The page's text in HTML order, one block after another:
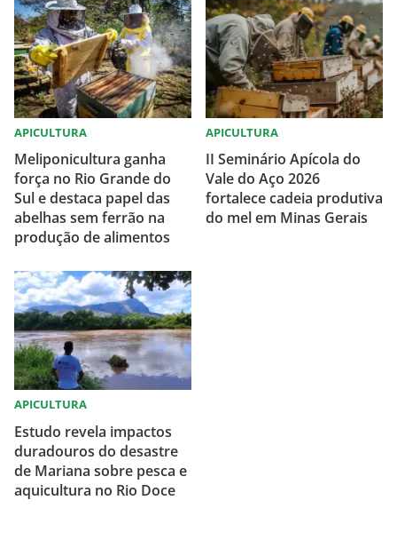
APICULTURA
Meliponicultura ganha
força no Rio Grande do
Sul e destaca papel das
abelhas sem ferrão na
produção de alimentos
APICULTURA
II Seminário Apícola do
Vale do Aço 2026
fortalece cadeia produtiva
do mel em Minas Gerais
APICULTURA
Estudo revela impactos
duradouros do desastre
de Mariana sobre pesca e
aquicultura no Rio Doce